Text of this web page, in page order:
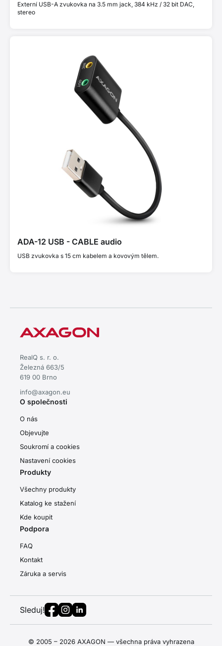
Externí USB-A zvukovka na 3.5 mm jack, 384 kHz / 32 bit DAC,
stereo
ADA-12 USB - CABLE audio
USB zvukovka s 15 cm kabelem a kovovým tělem.
RealQ s. r. o.
Železná 663/5
619 00 Brno
info@axagon.eu
O společnosti
O nás
Objevujte
Soukromí a cookies
Nastavení cookies
Produkty
Všechny produkty
Katalog ke stažení
Kde koupit
Podpora
FAQ
Kontakt
Záruka a servis
Sleduj!
© 2005 – 2026 AXAGON — všechna práva vyhrazena